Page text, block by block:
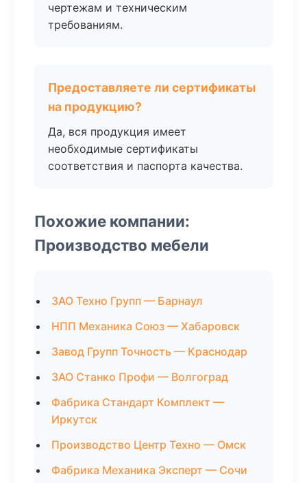
чертежам и техническим
требованиям.
Предоставляете ли сертификаты
на продукцию?
Да, вся продукция имеет
необходимые сертификаты
соответствия и паспорта качества.
Похожие компании:
Производство мебели
ЗАО Техно Групп — Барнаул
НПП Механика Союз — Хабаровск
Завод Групп Точность — Краснодар
ЗАО Станко Профи — Волгоград
Фабрика Стандарт Комплект —
Иркутск
Производство Центр Техно — Омск
Фабрика Механика Эксперт — Сочи